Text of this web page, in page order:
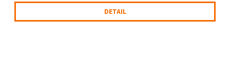
DETAIL